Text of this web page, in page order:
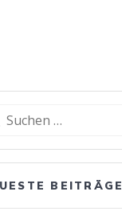
BEITRÄGE